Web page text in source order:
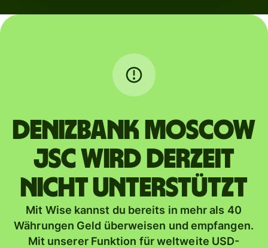
DENIZBANK MOSCOW
JSC wird derzeit
nicht unterstützt
Mit Wise kannst du bereits in mehr als 40
Währungen Geld überweisen und empfangen.
Mit unserer Funktion für weltweite USD-